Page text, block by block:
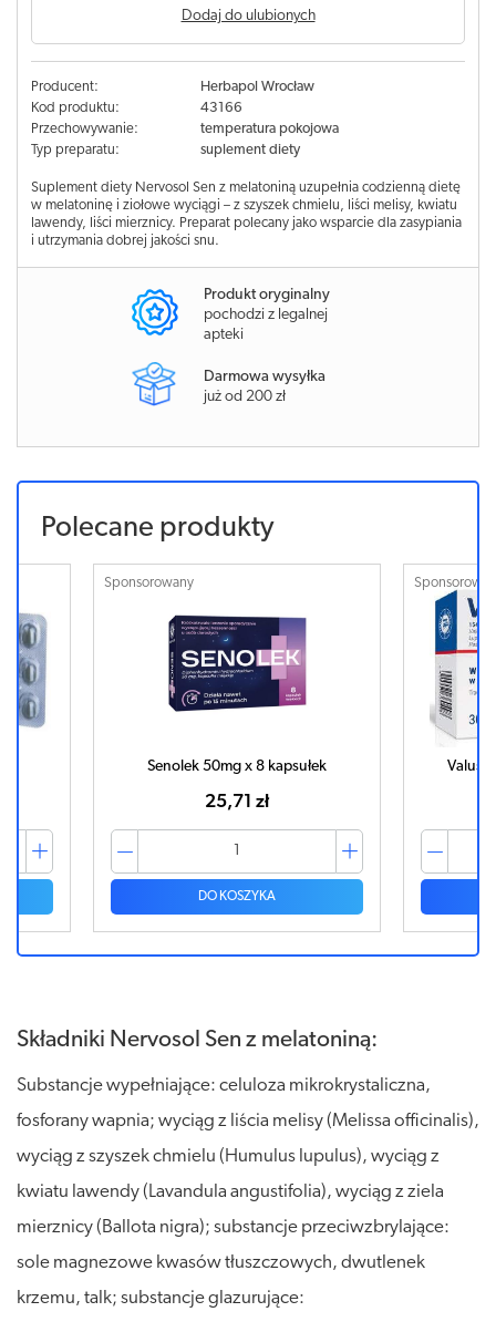
Dodaj do ulubionych
Producent:
Herbapol Wrocław
Kod produktu:
43166
Przechowywanie:
temperatura pokojowa
Typ preparatu:
suplement diety
Suplement diety Nervosol Sen z melatoniną uzupełnia codzienną dietę
w melatoninę i ziołowe wyciągi – z szyszek chmielu, liści melisy, kwiatu
lawendy, liści mierznicy. Preparat polecany jako wsparcie dla zasypiania
i utrzymania dobrej jakości snu.
Produkt oryginalny
pochodzi z legalnej
apteki
Darmowa wysyłka
już od 200 zł
Polecane produkty
Sponsorowany
Senolek 50mg x 8 kapsułek
25,71 zł
DO KOSZYKA
Składniki Nervosol Sen z melatoniną:
Substancje wypełniające: celuloza mikrokrystaliczna,
fosforany wapnia; wyciąg z liścia melisy (Melissa officinalis),
wyciąg z szyszek chmielu (Humulus lupulus), wyciąg z
kwiatu lawendy (Lavandula angustifolia), wyciąg z ziela
mierznicy (Ballota nigra); substancje przeciwzbrylające:
sole magnezowe kwasów tłuszczowych, dwutlenek
krzemu, talk; substancje glazurujące: